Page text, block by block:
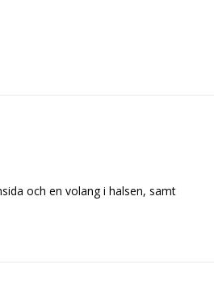
och en volang i halsen, samt